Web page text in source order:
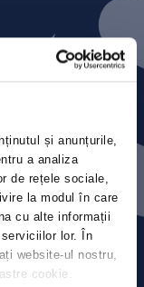
și anunțurile,
a analiza
de rețele sociale,
la modul în care
cu alte informații
lor. În
website-ul nostru,
cookie.